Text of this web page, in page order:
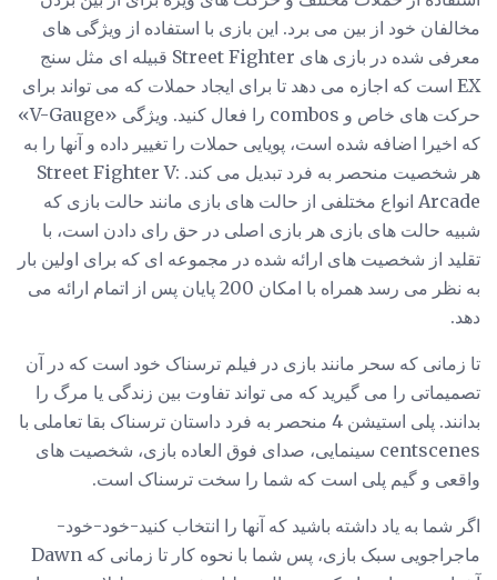
مخالفان خود از بین می برد. این بازی با استفاده از ویژگی های
معرفی شده در بازی های Street Fighter قبیله ای مثل سنج
EX است که اجازه می دهد تا برای ایجاد حملات که می تواند برای
حرکت های خاص و combos را فعال کنید. ویژگی «V-Gauge»
که اخیرا اضافه شده است، پویایی حملات را تغییر داده و آنها را به
هر شخصیت منحصر به فرد تبدیل می کند. Street Fighter V:
Arcade انواع مختلفی از حالت های بازی مانند حالت بازی که
شبیه حالت های بازی هر بازی اصلی در حق رای دادن است، با
تقلید از شخصیت های ارائه شده در مجموعه ای که برای اولین بار
به نظر می رسد همراه با امکان 200 پایان پس از اتمام ارائه می
دهد.
تا زمانی که سحر مانند بازی در فیلم ترسناک خود است که در آن
تصمیماتی را می گیرید که می تواند تفاوت بین زندگی یا مرگ را
بدانند. پلی استیشن 4 منحصر به فرد داستان ترسناک بقا تعاملی با
centscenes سینمایی، صدای فوق العاده بازی، شخصیت های
واقعی و گیم پلی است که شما را سخت ترسناک است.
اگر شما به یاد داشته باشید که آنها را انتخاب کنید-خود-خود-
ماجراجویی سبک بازی، پس شما با نحوه کار تا زمانی که Dawn